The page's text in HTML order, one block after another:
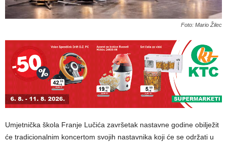
Foto: Mario Žilec
Umjetnička škola Franje Lučića završetak nastavne godine obilježit
će tradicionalnim koncertom svojih nastavnika koji će se održati u